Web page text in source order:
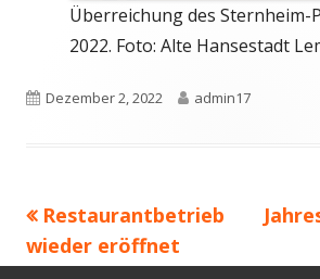
Überreichung des Sternheim-
2022. Foto: Alte Hansestadt
Veröffentlicht
Dezember 2, 2022 Autor
admin17
Beitragsnavigation
Vorheriger
Beitrag:
Restaurantbetrieb
wieder eröffnet